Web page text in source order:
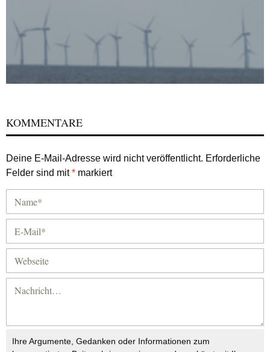
KOMMENTARE
Deine E-Mail-Adresse wird nicht veröffentlicht. Erforderliche
Felder sind mit* markiert
Ihre Argumente, Gedanken oder Informationen zum